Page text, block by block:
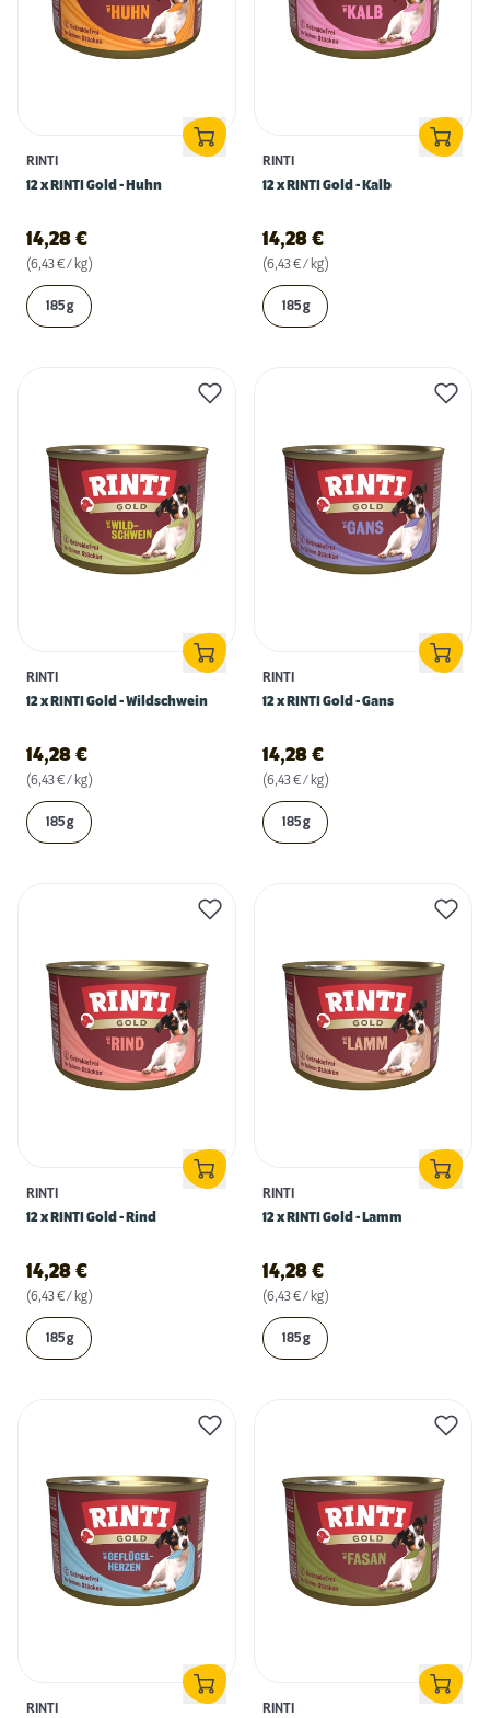
RINTI
12 x RINTI Gold - Huhn
14,28 €
(6,43 € / kg)
185 g
RINTI
12 x RINTI Gold - Kalb
14,28 €
(6,43 € / kg)
185 g
RINTI
12 x RINTI Gold - Wildschwein
14,28 €
(6,43 € / kg)
185 g
RINTI
12 x RINTI Gold - Gans
14,28 €
(6,43 € / kg)
185 g
RINTI
12 x RINTI Gold - Rind
14,28 €
(6,43 € / kg)
185 g
RINTI
12 x RINTI Gold - Lamm
14,28 €
(6,43 € / kg)
185 g
RINTI
RINTI